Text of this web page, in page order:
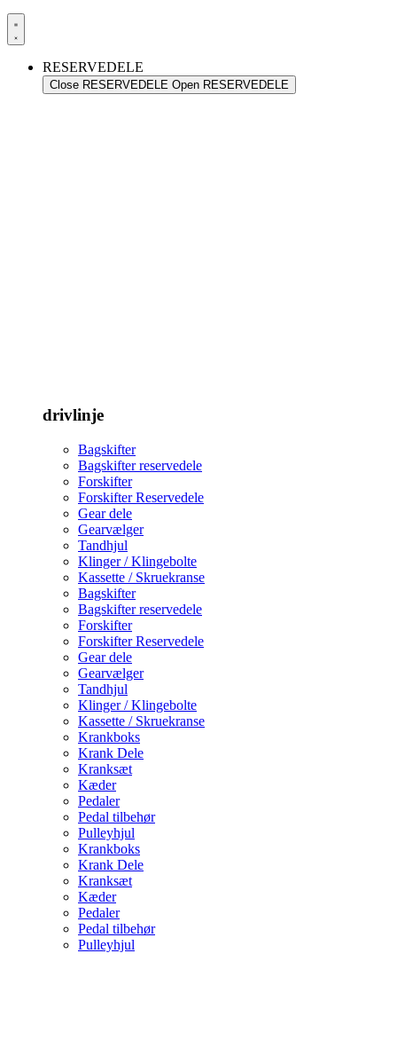
RESERVEDELE
Close RESERVEDELE Open RESERVEDELE
drivlinje
Bagskifter
Bagskifter reservedele
Forskifter
Forskifter Reservedele
Gear dele
Gearvælger
Tandhjul
Klinger / Klingebolte
Kassette / Skruekranse
Bagskifter
Bagskifter reservedele
Forskifter
Forskifter Reservedele
Gear dele
Gearvælger
Tandhjul
Klinger / Klingebolte
Kassette / Skruekranse
Krankboks
Krank Dele
Kranksæt
Kæder
Pedaler
Pedal tilbehør
Pulleyhjul
Krankboks
Krank Dele
Kranksæt
Kæder
Pedaler
Pedal tilbehør
Pulleyhjul